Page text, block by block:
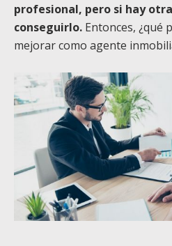
profesional, pero si hay
conseguirlo. Entonces, ¿qué
mejorar como agente